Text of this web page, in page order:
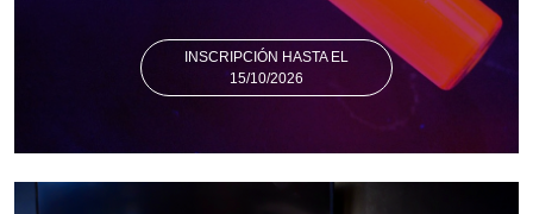
INSCRIPCIÓN HASTA EL
15/10/2026